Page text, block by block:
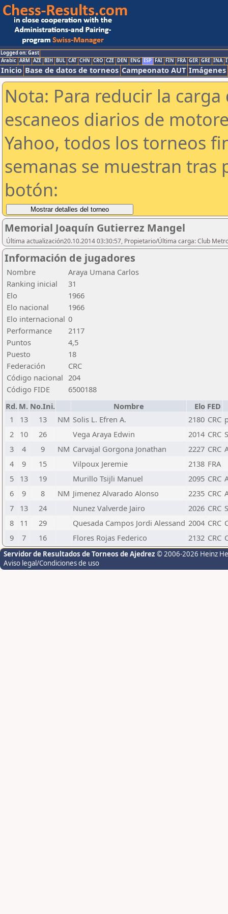
Logged on: Gast
Arabic ARM AZE BIH BUL CAT CHN CRO CZE DEN ENG ESP FAI FIN FRA GER GRE INA
Inicio Base de datos de torneos Campeonato AUT Imágenes
Nota: Para reducir la
escaneos diarios de
Yahoo, todos los torneos
semanas se muestran tras
botón:
Memorial Joaquín Gutierrez Mangel
Última actualización20.10.2014 03:30:57, Propietario/Última carga: Club
Información de jugadores
Nombre
Araya Umana Carlos
Ranking inicial
31
Elo
1966
Elo nacional
1966
Elo internacional 0
Performance
2117
Puntos
4,5
Puesto
18
Federación
CRC
Código nacional 204
Código FIDE
6500188
Rd. M. No.Ini. Nombre Elo FED
1
13 13 NM Solis L. Efren A. 2180 CRC
2
10 26 Vega Araya Edwin 2014 CRC
3
4 9 NM Carvajal Gorgona Jonathan 2227 CRC
4
9 15 Vilpoux Jeremie 2138 FRA
5
13 19 Murillo Tsijli Manuel 2095 CRC
6
9 8 NM Jimenez Alvarado Alonso 2235 CRC
7
13 24 Nunez Valverde Jairo 2026 CRC
8
11 29 Quesada Campos Jordi Alessand 2004 CRC
9
7 16 Flores Rojas Federico 2132 CRC
Servidor de Resultados de Torneos de Ajedrez © 2006-2026 Heinz
Aviso legal/Condiciones de uso